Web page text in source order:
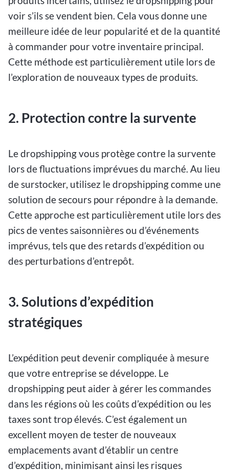
voir s’ils se vendent bien. Cela vous donne une
meilleure idée de leur popularité et de la quantité
à commander pour votre inventaire principal.
Cette méthode est particulièrement utile lors de
l’exploration de nouveaux types de produits.
2. Protection contre la survente
Le dropshipping vous protège contre la survente
lors de fluctuations imprévues du marché. Au lieu
de surstocker, utilisez le dropshipping comme une
solution de secours pour répondre à la demande.
Cette approche est particulièrement utile lors des
pics de ventes saisonnières ou d’événements
imprévus, tels que des retards d’expédition ou
des perturbations d’entrepôt.
3. Solutions d’expédition
stratégiques
L’expédition peut devenir compliquée à mesure
que votre entreprise se développe. Le
dropshipping peut aider à gérer les commandes
dans les régions où les coûts d’expédition ou les
taxes sont trop élevés. C’est également un
excellent moyen de tester de nouveaux
emplacements avant d’établir un centre
d’expédition, minimisant ainsi les risques